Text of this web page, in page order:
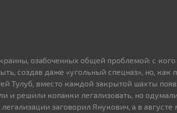
озабоченных общей проблемой: с кого
создав даже «угольный спецназ», но, как
Тулуб, вместо каждой закрытой шахты
и решили копанки легализовать, но
легализации заговорил Янукович, а в